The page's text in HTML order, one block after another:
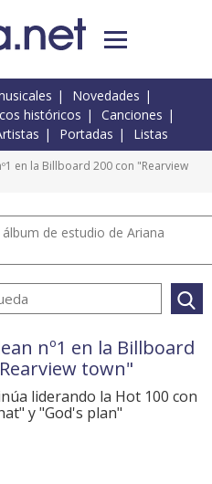
Novedades
históricos
Canciones
Portadas Listas
en la Billboard 200 con "Rearview
de estudio de Ariana
nº1 en la Billboard
town"
liderando la Hot 100 con
y "God's plan"